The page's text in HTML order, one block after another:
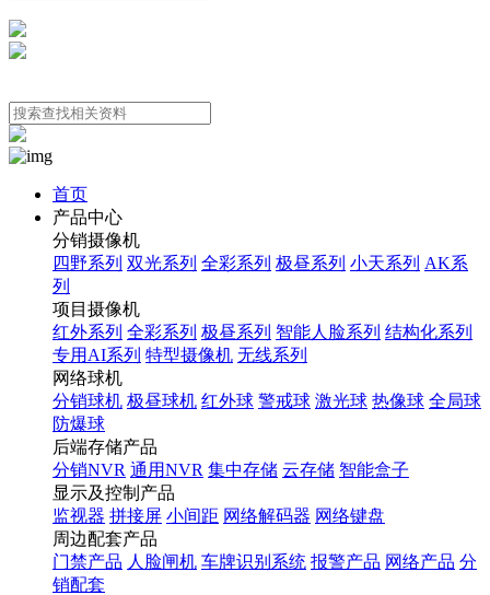
首页
产品中心
分销摄像机
四野系列 双光系列 全彩系列 极昼系列 小天系列 AK系
列
项目摄像机
红外系列 全彩系列 极昼系列 智能人脸系列 结构化系列
专用AI系列 特型摄像机 无线系列
网络球机
分销球机 极昼球机 红外球 警戒球 激光球 热像球 全局球
防爆球
后端存储产品
分销NVR 通用NVR 集中存储 云存储 智能盒子
显示及控制产品
监视器 拼接屏 小间距 网络解码器 网络键盘
周边配套产品
门禁产品 人脸闸机 车牌识别系统 报警产品 网络产品 分
销配套